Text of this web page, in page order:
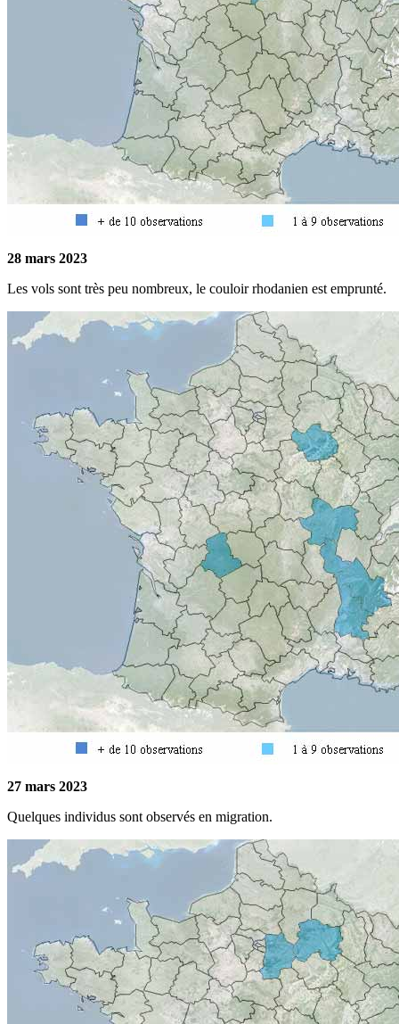
28 mars 2023
Les vols sont très peu nombreux, le couloir rhodanien est emprunté.
27 mars 2023
Quelques individus sont observés en migration.